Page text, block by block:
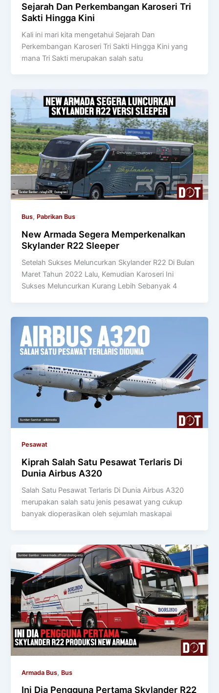
Sejarah Dan Perkembangan Karoseri Tri
Sakti Hingga Kini
Kali ini mari kita mengetahui Sejarah Dan
Perkembangan Karoseri Tri Sakti Hingga Kini yang
mana Tri Sakti merupakan salah satu
Bus, Pabrikan Bus
New Armada Segera Memperkenalkan
Skylander R22 Sleeper
Setelah Sukses Meluncurkan Skylander R22 Di Bulan
Maret Tahun 2022 Lalu, Kemudian Karoseri Ini
Sukses Meluncurkan Kurang Lebih Sebanyak 4
Pesawat
Kiprah Salah Satu Pesawat Terlaris Di
Dunia Airbus A320
Salah Satu Pesawat Terlaris Di Dunia Airbus A320
merupakan salah satu jenis pesawat yang cukup
banyak dioperasikan oleh sejumlah maskapai
Armada Bus, Bus
Ini Dia Pengguna Pertama Skylander R22